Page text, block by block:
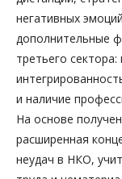
негативных
дополнительные
третьего
и наличие
На основе
расширенная
неудач в НКО,